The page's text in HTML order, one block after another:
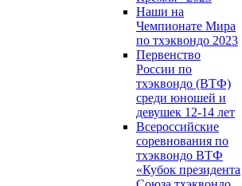
Наши на
Чемпионате Мира
по тхэквондо 2023
Первенство
России по
тхэквондо (ВТФ)
среди юношей и
девушек 12-14 лет
Всероссийские
соревнования по
тхэквондо ВТФ
«Кубок президента